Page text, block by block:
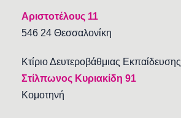
Αριστοτέλους 11
546 24 Θεσσαλονίκη
Κτίριο Δευτεροβάθμιας Εκπαίδευσης
Στίλπωνος Κυριακίδη 91
Κομοτηνή